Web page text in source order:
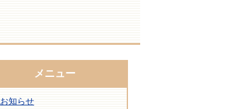
メニュー
お知らせ